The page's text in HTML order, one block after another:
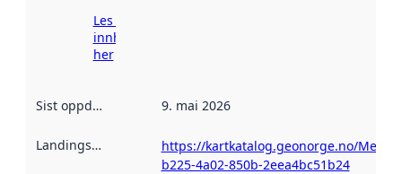
Les meir om
innhenting
her
Sist oppdatert 9. mai 2026
Landingsside
https://kartkatalog.geonorge.no/
b225-4a02-850b-2eea4bc51b24